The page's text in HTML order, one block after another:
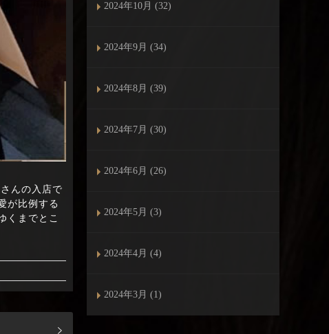
んの入店で
が比例する
くまでとこ
2024年10月 (32)
2024年9月 (34)
2024年8月 (39)
2024年7月 (30)
2024年6月 (26)
2024年5月 (3)
2024年4月 (4)
2024年3月 (1)